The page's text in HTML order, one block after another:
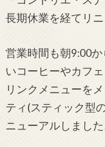
長期休業を経てリ
営業時間も朝9:00
いコーヒーやカフ
リンクメニューを
ティ(スティック型
ニューアルしました